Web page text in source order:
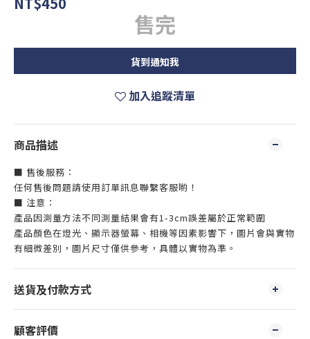
售完
貨到通知我
加入追蹤清單
商品描述
■ 售後服務：
任何售後問題請使用訂單訊息聯繫客服喲！
■ 注意：
產品因測量方法不同測量結果會有1-3cm誤差屬於正常範圍
產品顏色在燈光、顯示器螢幕、相機等因素影響下，圖片會與實物
有細微差別，圖片尺寸僅供參考，具體以實物為準。
送貨及付款方式
顧客評價